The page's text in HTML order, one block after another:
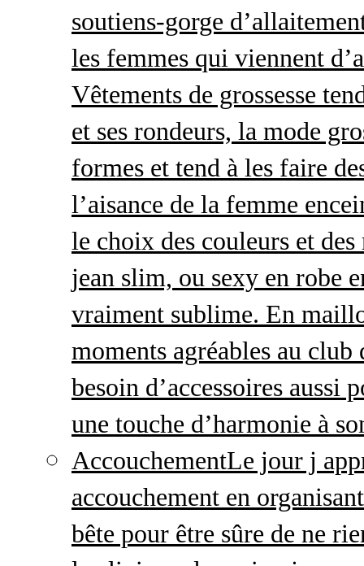
soutiens-gorge
les femmes qui viennent
Vêtements de grossesse
et ses rondeurs, la mode
formes et tend à les faire
l’aisance de la femme
le choix des couleurs et
jean slim, ou sexy en robe
vraiment sublime. En
moments agréables au
besoin d’accessoires aussi
une touche d’harmonie à
AccouchementLe jour j
accouchement en
bête pour être sûre de ne